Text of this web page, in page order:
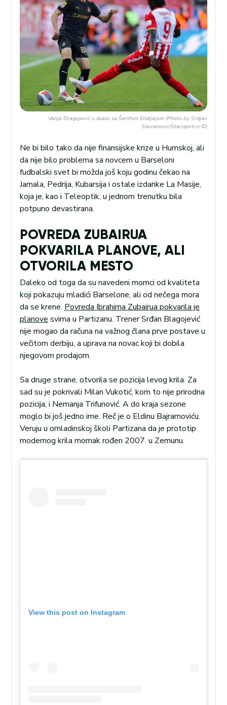
Vanja Dragojević u duelu sa Šerifom Endijajom (Photo by Srdjan
Stevanovic/Starsport.rs ©)
Ne bi bilo tako da nije finansijske krize u Humskoj, ali
da nije bilo problema sa novcem u Barseloni
fudbalski svet bi možda još koju godinu čekao na
Jamala, Pedrija, Kubarsija i ostale izdanke La Masije,
koja je, kao i Teleoptik, u jednom trenutku bila
potpuno devastirana.
POVREDA ZUBAIRUA
POKVARILA PLANOVE, ALI
OTVORILA MESTO
Daleko od toga da su navedeni momci od kvaliteta
koji pokazuju mladići Barselone, ali od nečega mora
da se krene. Povreda Ibrahima Zubairua pokvarila je
planovesvima u Partizanu. Trener Srđan Blagojević
nije mogao da računa na važnog člana prve postave u
večitom derbiju, a uprava na novac koji bi dobila
njegovom prodajom.
Sa druge strane, otvorila se pozicija levog krila. Za
sad su je pokrivali Milan Vukotić, kom to nije prirodna
pozicija, i Nemanja Trifunović. A do kraja sezone
moglo bi još jedno ime. Reč je o Eldinu Bajramoviću.
Veruju u omladinskoj školi Partizana da je prototip
modernog krila momak rođen 2007. u Zemunu.
View this post on Instagram